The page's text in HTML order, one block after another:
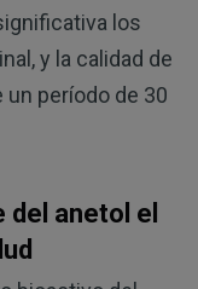
los
y la calidad de
período de 30
del anetol el